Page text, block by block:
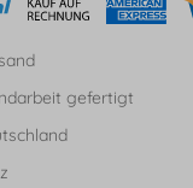
gefertigt